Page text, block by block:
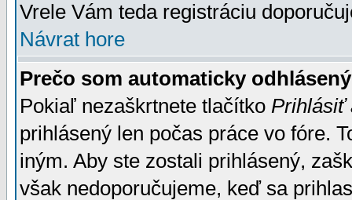
Vrele Vám teda registráciu
Návrat hore
Prečo som automaticky
Pokiaľ nezaškrtnete tlačítko Prihlásiť
prihlásený len počas práce vo fóre.
iným. Aby ste zostali prihlásený,
však nedoporučujeme, keď sa